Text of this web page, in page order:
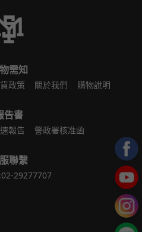
需知
政策 關於我們 購物說明
告書
報告 警政署核准函
聯繫
29277707